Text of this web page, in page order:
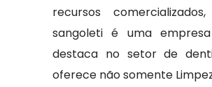
recursos
sangoleti é uma
destaca no setor de
oferece não somente